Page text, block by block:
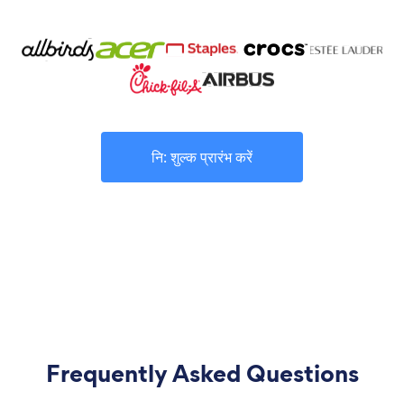
नि: शुल्क प्रारंभ करें
Frequently Asked Questions